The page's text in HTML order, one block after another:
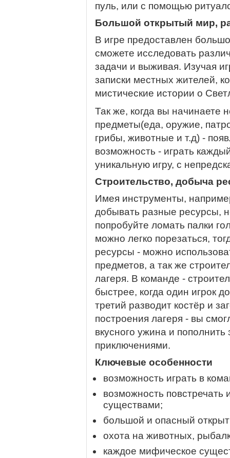
пуль, или с помощью
Большой открытый мир,
В игре предоставлен
сможете исследовать
задачи и выживая. Изучая
записки местных жителей,
мистические истории о
Так же, когда вы начинаете
предметы(еда, оружие,
грибы, животные и т.д) -
возможность - играть
уникальную игру, с
Строительство, добыча
Имея инструменты,
добывать разные ресурсы,
попробуйте ломать палки
можно легко порезаться,
ресурсы - можно
предметов, а так же
лагеря. В команде -
быстрее, когда один игрок
третий разводит костёр и
построения лагеря - вы
вкусного ужина и
приключениями.
Ключевые особенности
возможность играть в
возможность
существами;
большой и опасный
охота на животных,
каждое мифическое